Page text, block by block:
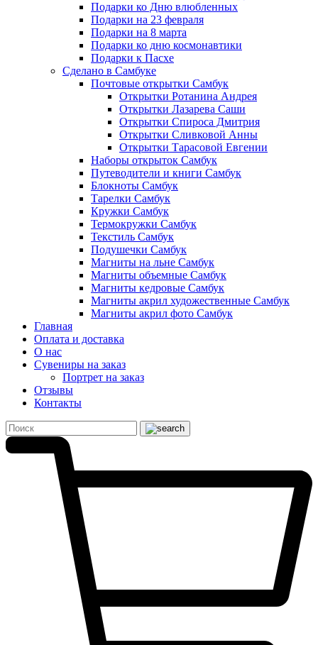
Подарки ко Дню влюбленных
Подарки на 23 февраля
Подарки на 8 марта
Подарки ко дню космонавтики
Подарки к Пасхе
Сделано в Самбуке
Почтовые открытки Самбук
Открытки Ротанина Андрея
Открытки Лазарева Саши
Открытки Спироса Дмитрия
Открытки Сливковой Анны
Открытки Тарасовой Евгении
Наборы открыток Самбук
Путеводители и книги Самбук
Блокноты Самбук
Тарелки Самбук
Кружки Самбук
Термокружки Самбук
Текстиль Самбук
Подушечки Самбук
Магниты на льне Самбук
Магниты объемные Самбук
Магниты кедровые Самбук
Магниты акрил художественные Самбук
Магниты акрил фото Самбук
Главная
Оплата и доставка
О нас
Сувениры на заказ
Портрет на заказ
Отзывы
Контакты